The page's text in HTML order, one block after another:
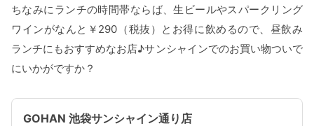
ちなみにランチの時間帯ならば、生ビールやスパークリング
ワインがなんと￥290（税抜）とお得に飲めるので、昼飲み
ランチにもおすすめなお店♪サンシャインでのお買い物ついで
にいかがですか？
GOHAN 池袋サンシャイン通り店